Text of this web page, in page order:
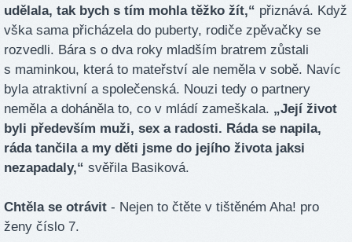
udělala, tak bych s tím mohla těžko žít,“ přiznává. Když
vška sama přicházela do puberty, rodiče zpěvačky se
rozvedli. Bára s o dva roky mladším bratrem zůstali
s maminkou, která to mateřství ale neměla v sobě. Navíc
byla atraktivní a společenská. Nouzi tedy o partnery
neměla a doháněla to, co v mládí zameškala. „Její život
byli především muži, sex a radosti. Ráda se napila,
ráda tančila a my děti jsme do jejího života jaksi
nezapadaly,“ svěřila Basiková.
Chtěla se otrávit - Nejen to čtěte v tištěném Aha! pro
ženy číslo 7.